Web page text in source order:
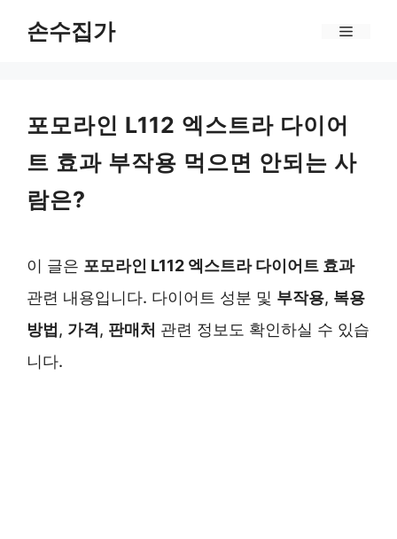
손수집가 Menu
포모라인 L112 엑스트라 다이어
트 효과 부작용 먹으면 안되는 사
람은?
이 글은 포모라인 L112 엑스트라 다이어트 효과
관련 내용입니다. 다이어트 성분 및 부작용, 복용
방법 , 가격 , 판매처 관련 정보도 확인하실 수 있습
니다.